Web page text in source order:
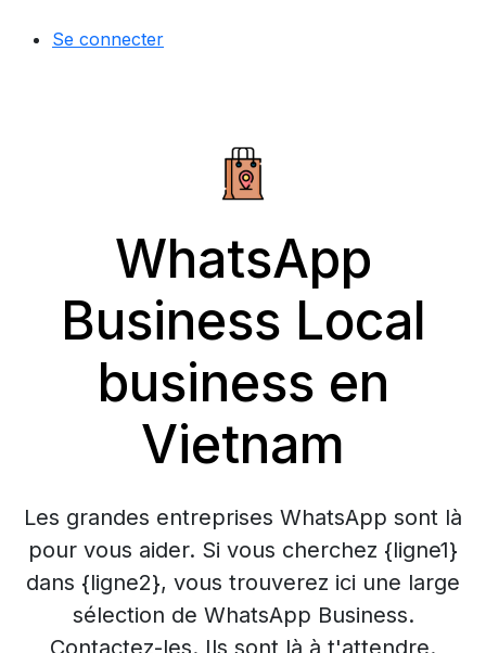
Se connecter
WhatsApp
Business Local
business en
Vietnam
Les grandes entreprises WhatsApp sont là
pour vous aider. Si vous cherchez {ligne1}
dans {ligne2}, vous trouverez ici une large
sélection de WhatsApp Business.
Contactez-les. Ils sont là à t'attendre.